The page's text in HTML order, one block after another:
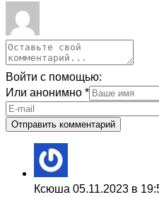
Войти с помощью:
Или анонимно *
Ксюша 05.11.2023 в